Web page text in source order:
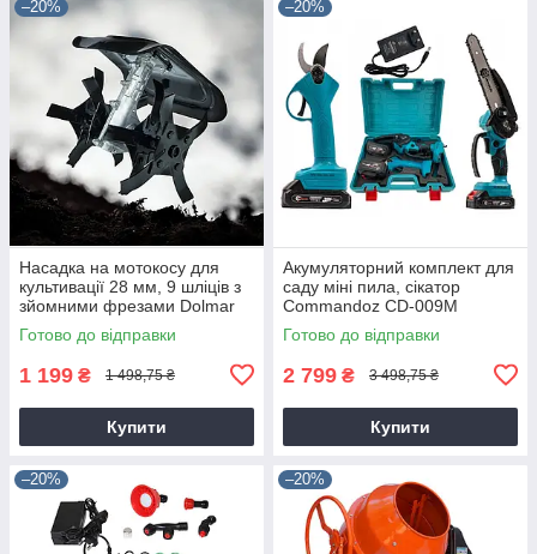
–20%
Насадка на мотокосу для
культивації 28 мм, 9 шліців з
зйомними фрезами Dolmar
9T28
Готово до відправки
1 199 ₴ 1 498,75 ₴
Купити
–20%
Акумуляторний комплект для
саду міні пила, сікатор
Commandoz CD-009M
Готово до відправки
2 799 ₴ 3 498,75 ₴
Купити
–20% –20%